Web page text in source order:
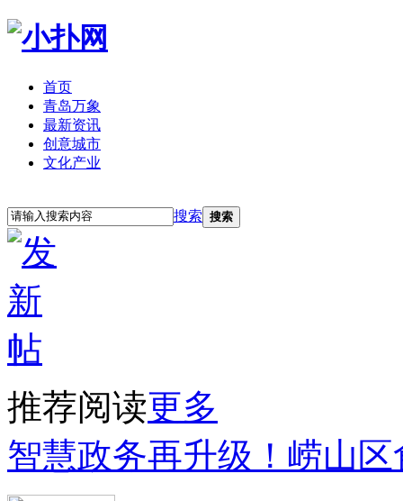
首页
青岛万象
最新资讯
创意城市
文化产业
搜索 搜索
推荐阅读更多
智慧政务再升级！崂山